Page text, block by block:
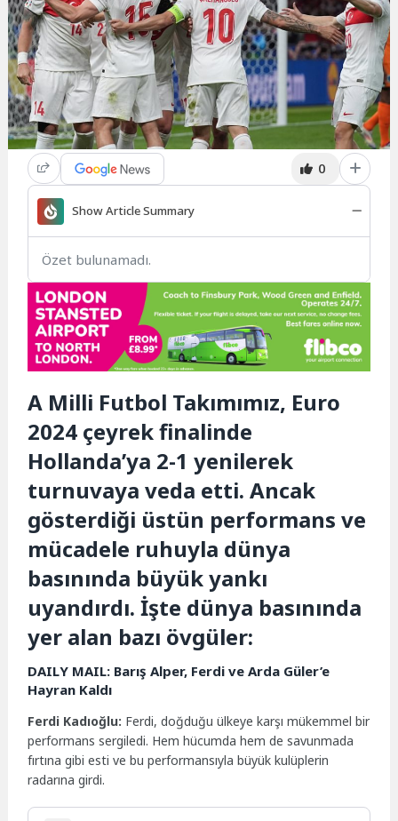
0
Show Article Summary
Özet bulunamadı.
A Milli Futbol Takımımız, Euro
2024 çeyrek finalinde
Hollanda’ya 2-1 yenilerek
turnuvaya veda etti. Ancak
gösterdiği üstün performans ve
mücadele ruhuyla dünya
basınında büyük yankı
uyandırdı. İşte dünya basınında
yer alan bazı övgüler:
DAILY MAIL: Barış Alper, Ferdi ve Arda Güler’e
Hayran Kaldı
Ferdi Kadıoğlu: Ferdi, doğduğu ülkeye karşı mükemmel bir
performans sergiledi. Hem hücumda hem de savunmada
fırtına gibi esti ve bu performansıyla büyük kulüplerin
radarına girdi.